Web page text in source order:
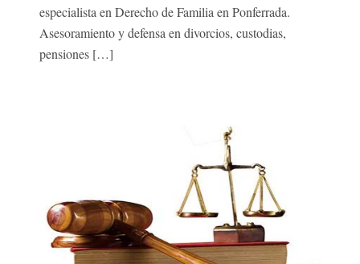
especialista en Derecho de Familia en Ponferrada.
Asesoramiento y defensa en divorcios, custodias,
pensiones […]